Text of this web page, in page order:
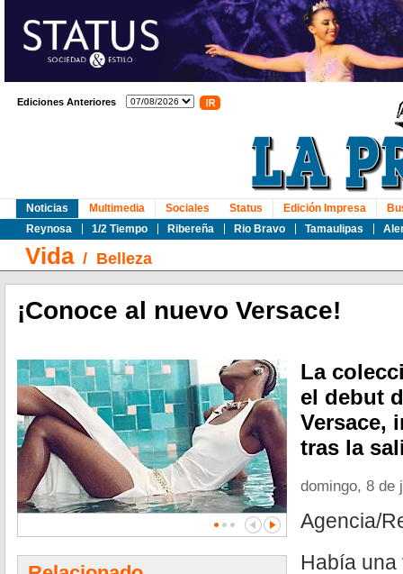
Ediciones Anteriores
Noticias
Reynosa
1/2 Tiempo Ribereña Rio Bravo Tamaulipas
Multimedia Sociales Status Edición Impresa
Vida/ Belleza
¡Conoce al nuevo Versace!
La
el debut
Versace,
tras la
domingo, 8 de
Agencia/
Había una